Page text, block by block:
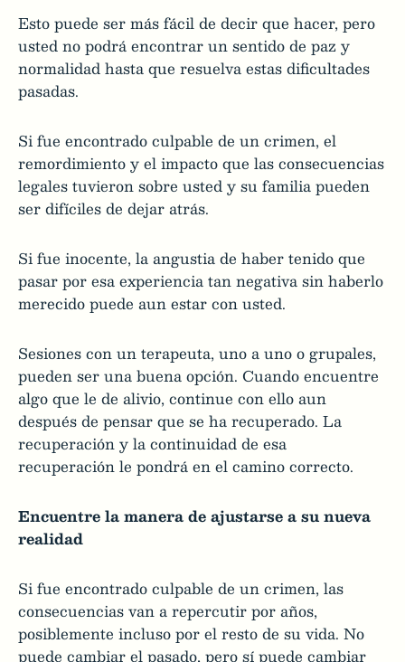
Esto puede ser más fácil de decir que hacer, pero
usted no podrá encontrar un sentido de paz y
normalidad hasta que resuelva estas dificultades
pasadas.
Si fue encontrado culpable de un crimen, el
remordimiento y el impacto que las consecuencias
legales tuvieron sobre usted y su familia pueden
ser difíciles de dejar atrás.
Si fue inocente, la angustia de haber tenido que
pasar por esa experiencia tan negativa sin haberlo
merecido puede aun estar con usted.
Sesiones con un terapeuta, uno a uno o grupales,
pueden ser una buena opción. Cuando encuentre
algo que le de alivio, continue con ello aun
después de pensar que se ha recuperado. La
recuperación y la continuidad de esa
recuperación le pondrá en el camino correcto.
Encuentre la manera de ajustarse a su nueva
realidad
Si fue encontrado culpable de un crimen, las
consecuencias van a repercutir por años,
posiblemente incluso por el resto de su vida. No
puede cambiar el pasado, pero sí puede cambiar